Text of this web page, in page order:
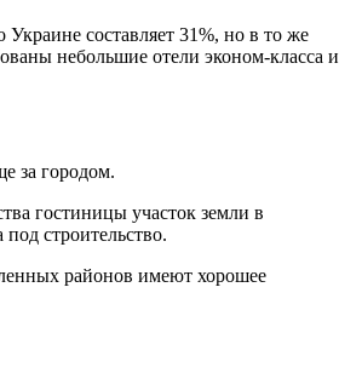
составляет 31%, но в то же
небольшие отели эконом-класса и
за городом.
гостиницы участок земли в
строительство.
районов имеют хорошее